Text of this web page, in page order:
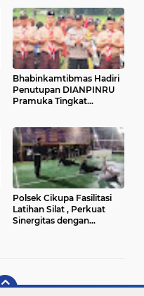
Bhabinkamtibmas Hadiri
Penutupan DIANPINRU
Pramuka Tingkat
Polsek Cikupa Fasilitasi
Latihan Silat , Perkuat
Sinergitas dengan